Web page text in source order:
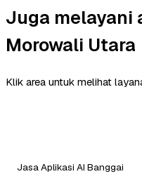
Juga melayani
Morowali Utara
Klik area untuk melihat
Jasa Aplikasi AI Banggai